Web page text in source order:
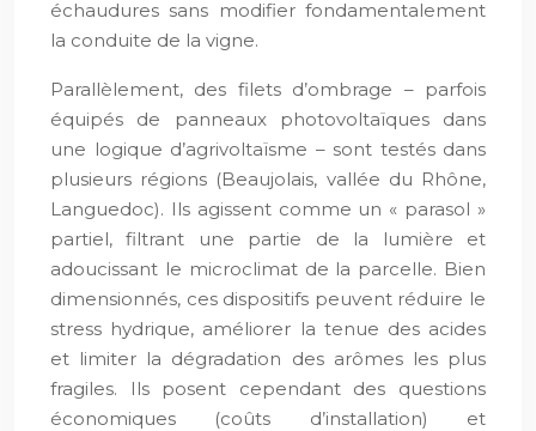
échaudures sans modifier fondamentalement
la conduite de la vigne.
Parallèlement, des filets d’ombrage – parfois
équipés de panneaux photovoltaïques dans
une logique d’agrivoltaïsme – sont testés dans
plusieurs régions (Beaujolais, vallée du Rhône,
Languedoc). Ils agissent comme un « parasol »
partiel, filtrant une partie de la lumière et
adoucissant le microclimat de la parcelle. Bien
dimensionnés, ces dispositifs peuvent réduire le
stress hydrique, améliorer la tenue des acides
et limiter la dégradation des arômes les plus
fragiles. Ils posent cependant des questions
économiques (coûts d’installation) et